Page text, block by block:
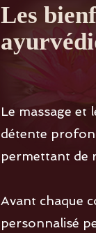
Les
Le massage et
détente
permettant de
Avant chaque
personnalisé